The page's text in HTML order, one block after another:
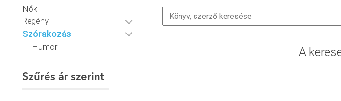
Nők
Regény
Szórakozás
Humor
Szűrés ár szerint
A